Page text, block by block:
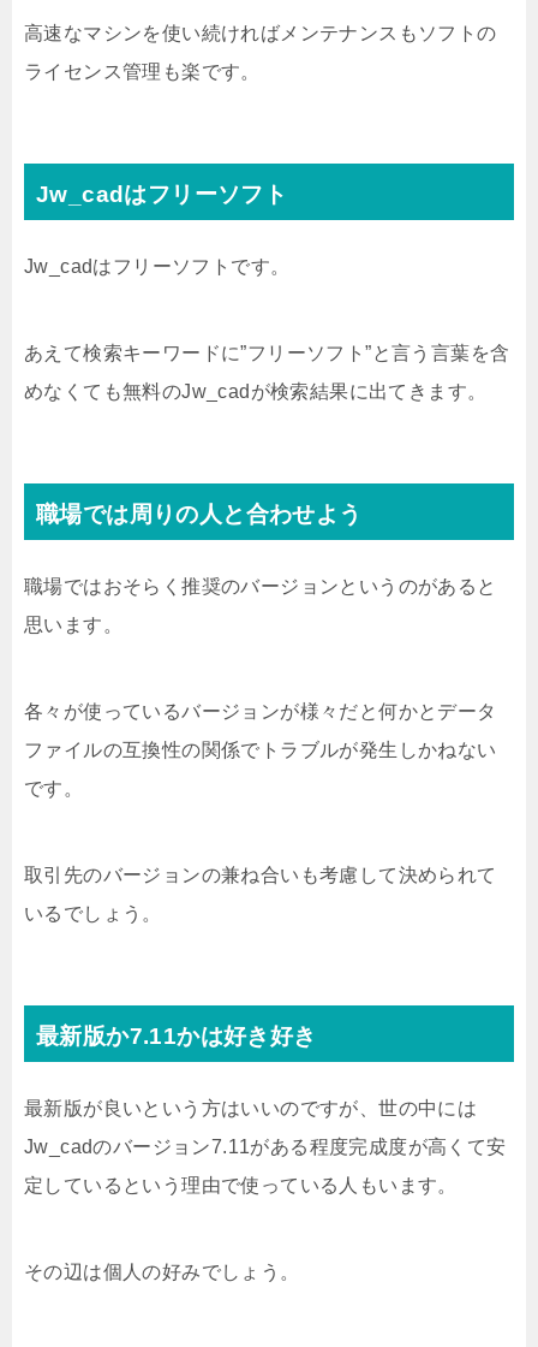
高速なマシンを使い続ければメンテナンスもソフトの
ライセンス管理も楽です。
Jw_cadはフリーソフト
Jw_cadはフリーソフトです。
あえて検索キーワードに”フリーソフト”と言う言葉を含
めなくても無料のJw_cadが検索結果に出てきます。
職場では周りの人と合わせよう
職場ではおそらく推奨のバージョンというのがあると
思います。
各々が使っているバージョンが様々だと何かとデータ
ファイルの互換性の関係でトラブルが発生しかねない
です。
取引先のバージョンの兼ね合いも考慮して決められて
いるでしょう。
最新版か7.11かは好き好き
最新版が良いという方はいいのですが、世の中には
Jw_cadのバージョン7.11がある程度完成度が高くて安
定しているという理由で使っている人もいます。
その辺は個人の好みでしょう。